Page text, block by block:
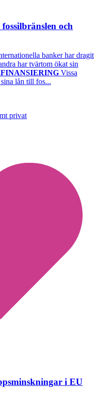
och
banker har dragit
har tvärtom ökat sin
Vissa
lån till fos...
privat
i EU